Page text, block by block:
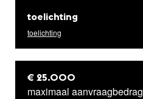
toelichting
toelichting
€ 25.000
maximaal aanvraagbedrag